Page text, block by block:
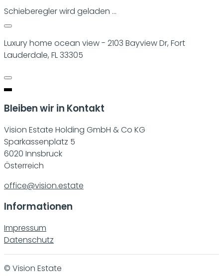
Schieberegler wird geladen ...
Luxury home ocean view - 2103 Bayview Dr, Fort
Lauderdale, FL 33305
Bleiben wir in Kontakt
Vision Estate Holding GmbH & Co KG
Sparkassenplatz 5
6020 Innsbruck
Österreich
office@vision.estate
Informationen
Impressum
Datenschutz
© Vision Estate